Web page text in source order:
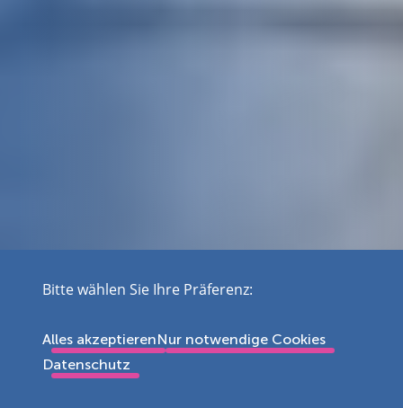
Bitte wählen Sie Ihre Präferenz:
Alles akzeptierenNur notwendige Cookies
Datenschutz